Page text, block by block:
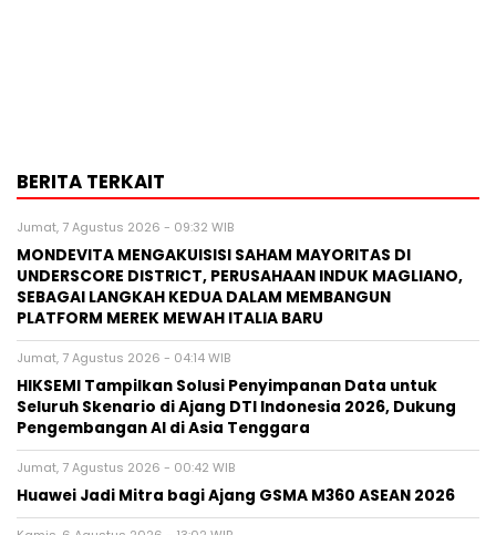
BERITA TERKAIT
Jumat, 7 Agustus 2026 - 09:32 WIB
MONDEVITA MENGAKUISISI SAHAM MAYORITAS DI
UNDERSCORE DISTRICT, PERUSAHAAN INDUK MAGLIANO,
SEBAGAI LANGKAH KEDUA DALAM MEMBANGUN
PLATFORM MEREK MEWAH ITALIA BARU
Jumat, 7 Agustus 2026 - 04:14 WIB
HIKSEMI Tampilkan Solusi Penyimpanan Data untuk
Seluruh Skenario di Ajang DTI Indonesia 2026, Dukung
Pengembangan AI di Asia Tenggara
Jumat, 7 Agustus 2026 - 00:42 WIB
Huawei Jadi Mitra bagi Ajang GSMA M360 ASEAN 2026